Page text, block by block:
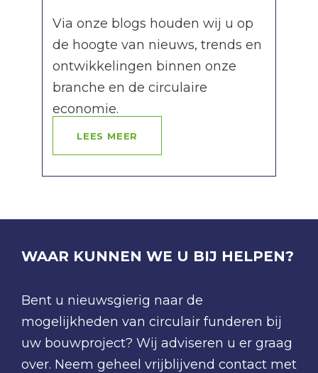
Via onze blogs houden wij u op
de hoogte van nieuws, trends en
ontwikkelingen binnen onze
branche en de circulaire
economie.
LEES MEER
WAAR KUNNEN WE U BIJ HELPEN?
Bent u nieuwsgierig naar de
mogelijkheden van circulair funderen bij
uw bouwproject? Wij adviseren u er graag
over. Neem geheel vrijblijvend contact met